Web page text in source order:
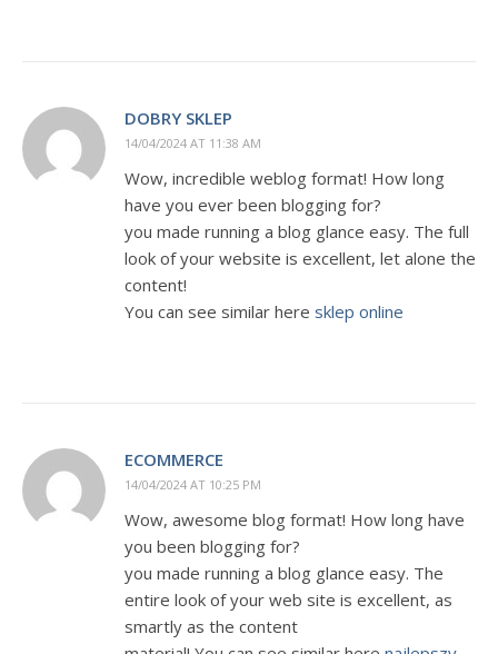
DOBRY SKLEP
14/04/2024 AT 11:38 AM
Wow, incredible weblog format! How long
have you ever been blogging for?
you made running a blog glance easy. The full
look of your website is excellent, let alone the
content!
You can see similar here sklep online
ECOMMERCE
14/04/2024 AT 10:25 PM
Wow, awesome blog format! How long have
you been blogging for?
you made running a blog glance easy. The
entire look of your web site is excellent, as
smartly as the content